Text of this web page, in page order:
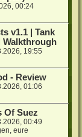
00:24
v1.1 | Tank
Walkthrough
19:55
- Review
01:06
Of Suez
00:49
eure